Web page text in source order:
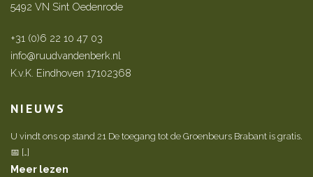
5492 VN Sint Oedenrode
+31 (0)6 22 10 47 03
info@ruudvandenberk.nl
K.v.K. Eindhoven 17102368
NIEUWS
U vindt ons op stand 21 De toegang tot de Groenbeurs Brabant is gratis.
📅 […]
Meer lezen